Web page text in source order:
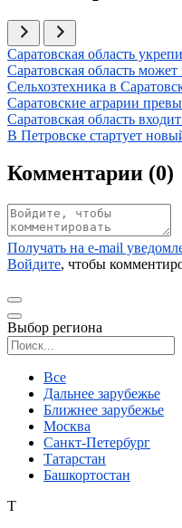
Иллюстрация новости
Саратовская область
Иллюстрация новости
Саратовская область
Иллюстрация новости
Сельхозтехника в
Иллюстрация новости
Саратовские аграрии
Иллюстрация новости
Саратовская область
Иллюстрация новости
В Петровске стартует
Комментарии (0)
Получать на e‑mail
Войдите, чтобы
Выбор региона
Все
Дальнее зарубежье
Ближнее зарубежье
Москва
Санкт-Петербург
Татарстан
Башкортостан
Т